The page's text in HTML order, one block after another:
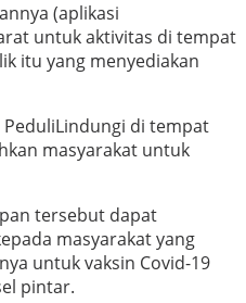
(aplikasi
untuk aktivitas di tempat
itu yang menyediakan
di tempat
masyarakat untuk
tersebut dapat
masyarakat yang
untuk vaksin Covid-19
pintar.